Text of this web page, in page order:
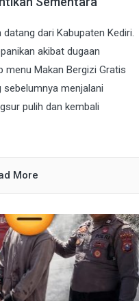
datang dari Kabupaten Kediri.
akibat dugaan
menu Makan Bergizi Gratis
sebelumnya menjalani
pulih dan kembali
More